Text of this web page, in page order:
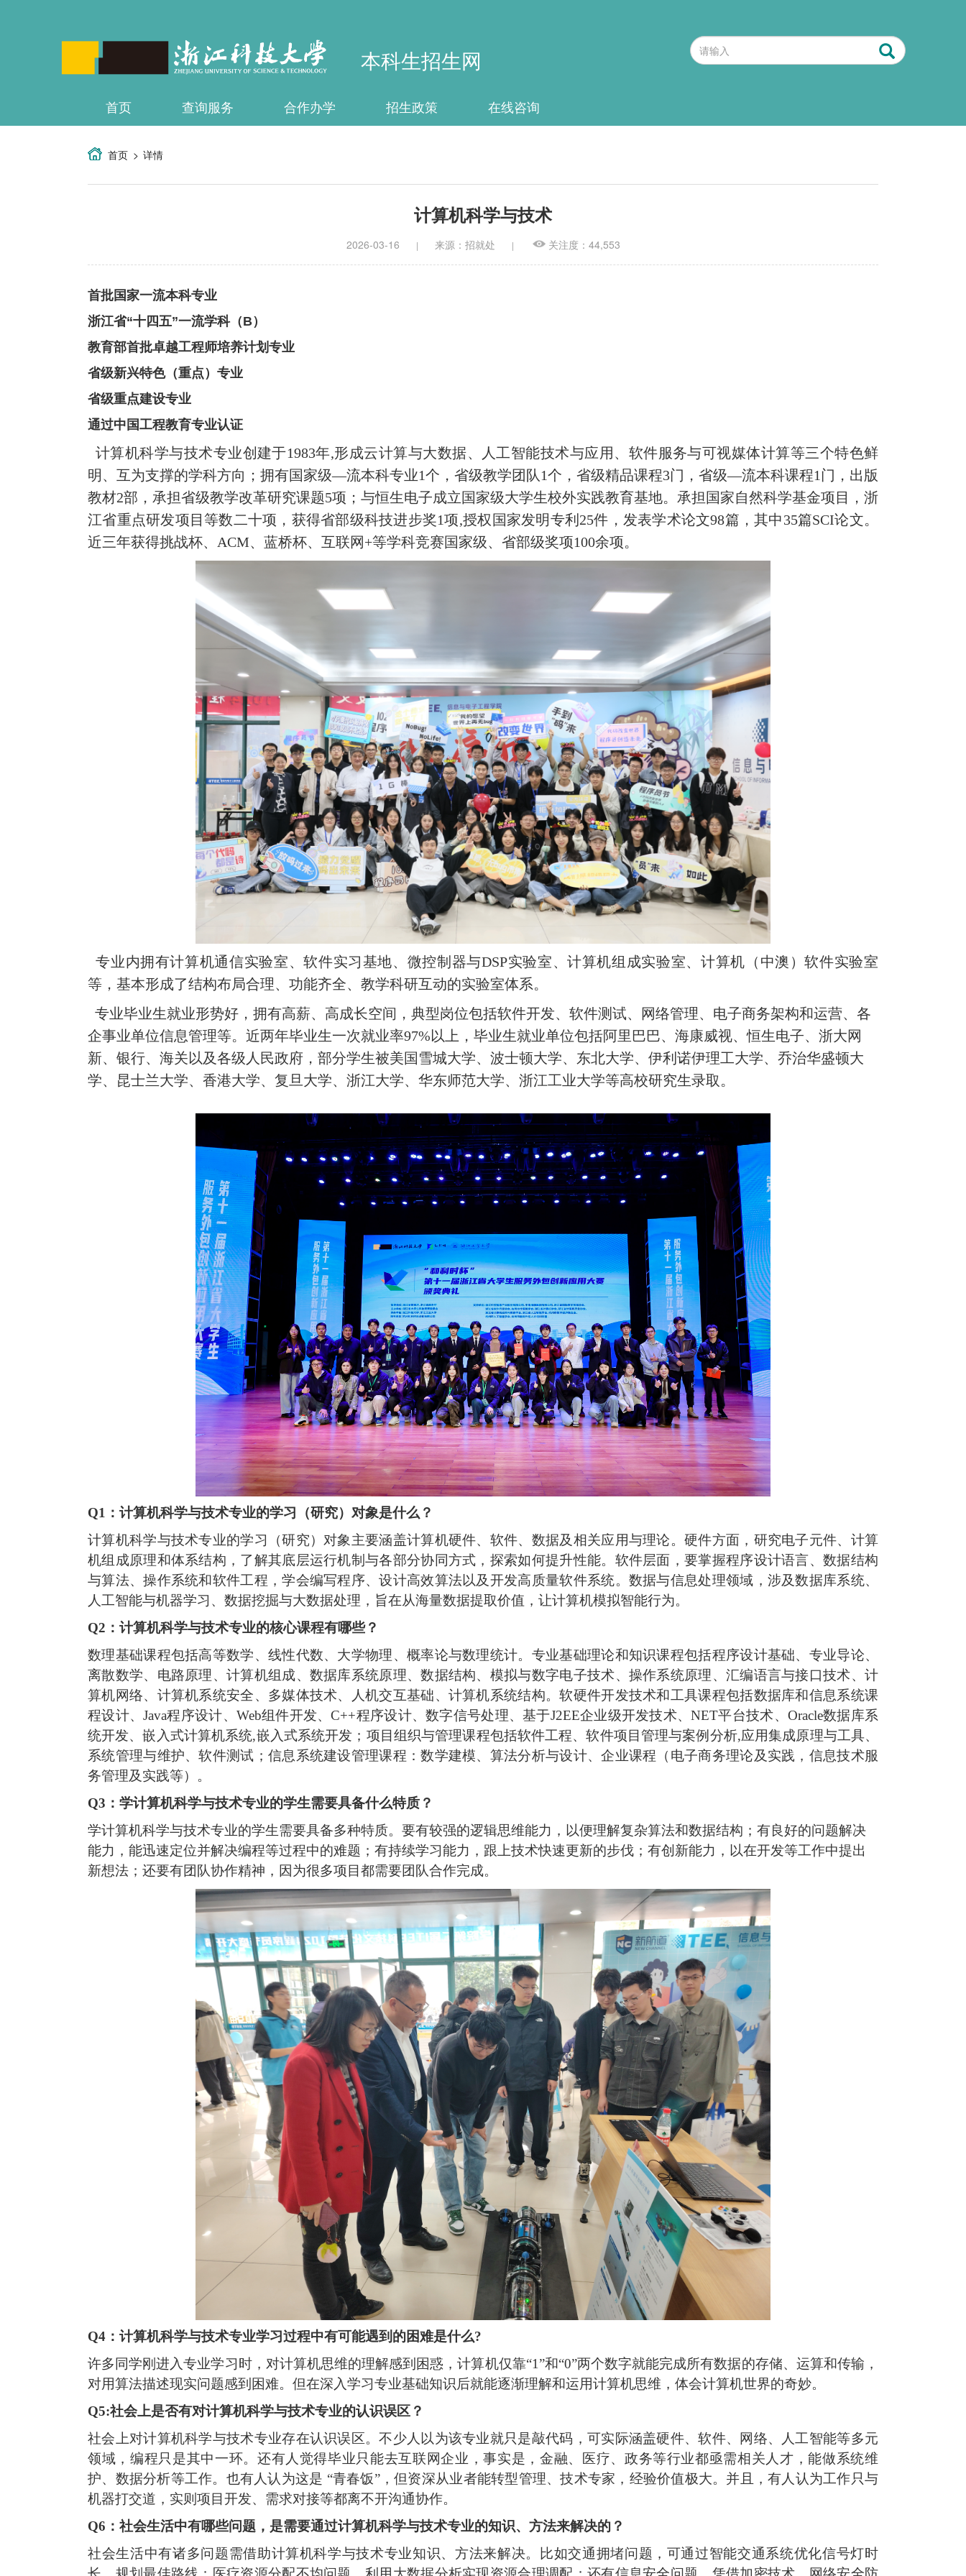
本科生招生网
首页 查询服务 合作办学 招生政策 在线咨询
首页 详情
计算机科学与技术
2026-03-16 | 来源：招就处 | 关注度：44,553
首批国家一流本科专业
浙江省“十四五”一流学科（B）
教育部首批卓越工程师培养计划专业
省级新兴特色（重点）专业
省级重点建设专业
通过中国工程教育专业认证
计算机科学与技术专业创建于1983年,形成云计算与大数据、人工智能技术与应用、软件服务与可视媒体计算等三个特色鲜
明、互为支撑的学科方向；拥有国家级—流本科专业1个，省级教学团队1个，省级精品课程3门，省级—流本科课程1门，出版
教材2部，承担省级教学改革研究课题5项；与恒生电子成立国家级大学生校外实践教育基地。承担国家自然科学基金项目，浙
江省重点研发项目等数二十项，获得省部级科技进步奖1项,授权国家发明专利25件，发表学术论文98篇，其中35篇SCI论文。
近三年获得挑战杯、ACM、蓝桥杯、互联网+等学科竞赛国家级、省部级奖项100余项。
专业内拥有计算机通信实验室、软件实习基地、微控制器与DSP实验室、计算机组成实验室、计算机（中澳）软件实验室
等，基本形成了结构布局合理、功能齐全、教学科研互动的实验室体系。
专业毕业生就业形势好，拥有高薪、高成长空间，典型岗位包括软件开发、软件测试、网络管理、电子商务架构和运营、各
企事业单位信息管理等。近两年毕业生一次就业率97%以上，毕业生就业单位包括阿里巴巴、海康威视、恒生电子、浙大网
新、银行、海关以及各级人民政府，部分学生被美国雪城大学、波士顿大学、东北大学、伊利诺伊理工大学、乔治华盛顿大
学、昆士兰大学、香港大学、复旦大学、浙江大学、华东师范大学、浙江工业大学等高校研究生录取。
Q1：计算机科学与技术专业的学习（研究）对象是什么？
计算机科学与技术专业的学习（研究）对象主要涵盖计算机硬件、软件、数据及相关应用与理论。硬件方面，研究电子元件、计算
机组成原理和体系结构，了解其底层运行机制与各部分协同方式，探索如何提升性能。软件层面，要掌握程序设计语言、数据结构
与算法、操作系统和软件工程，学会编写程序、设计高效算法以及开发高质量软件系统。数据与信息处理领域，涉及数据库系统、
人工智能与机器学习、数据挖掘与大数据处理，旨在从海量数据提取价值，让计算机模拟智能行为。
Q2：计算机科学与技术专业的核心课程有哪些？
数理基础课程包括高等数学、线性代数、大学物理、概率论与数理统计。专业基础理论和知识课程包括程序设计基础、专业导论、
离散数学、电路原理、计算机组成、数据库系统原理、数据结构、模拟与数字电子技术、操作系统原理、汇编语言与接口技术、计
算机网络、计算机系统安全、多媒体技术、人机交互基础、计算机系统结构。软硬件开发技术和工具课程包括数据库和信息系统课
程设计、Java程序设计、Web组件开发、C++程序设计、数字信号处理、基于J2EE企业级开发技术、NET平台技术、Oracle数据库系
统开发、嵌入式计算机系统,嵌入式系统开发；项目组织与管理课程包括软件工程、软件项目管理与案例分析,应用集成原理与工具、
系统管理与维护、软件测试；信息系统建设管理课程：数学建模、算法分析与设计、企业课程（电子商务理论及实践，信息技术服
务管理及实践等）。
Q3：学计算机科学与技术专业的学生需要具备什么特质？
学计算机科学与技术专业的学生需要具备多种特质。要有较强的逻辑思维能力，以便理解复杂算法和数据结构；有良好的问题解决
能力，能迅速定位并解决编程等过程中的难题；有持续学习能力，跟上技术快速更新的步伐；有创新能力，以在开发等工作中提出
新想法；还要有团队协作精神，因为很多项目都需要团队合作完成。
Q4：计算机科学与技术专业学习过程中有可能遇到的困难是什么?
许多同学刚进入专业学习时，对计算机思维的理解感到困惑，计算机仅靠“1”和“0”两个数字就能完成所有数据的存储、运算和传输，
对用算法描述现实问题感到困难。但在深入学习专业基础知识后就能逐渐理解和运用计算机思维，体会计算机世界的奇妙。
Q5:社会上是否有对计算机科学与技术专业的认识误区？
社会上对计算机科学与技术专业存在认识误区。不少人以为该专业就只是敲代码，可实际涵盖硬件、软件、网络、人工智能等多元
领域，编程只是其中一环。还有人觉得毕业只能去互联网企业，事实是，金融、医疗、政务等行业都亟需相关人才，能做系统维
护、数据分析等工作。也有人认为这是 “青春饭”，但资深从业者能转型管理、技术专家，经验价值极大。并且，有人认为工作只与
机器打交道，实则项目开发、需求对接等都离不开沟通协作。
Q6：社会生活中有哪些问题，是需要通过计算机科学与技术专业的知识、方法来解决的？
社会生活中有诸多问题需借助计算机科学与技术专业知识、方法来解决。比如交通拥堵问题，可通过智能交通系统优化信号灯时